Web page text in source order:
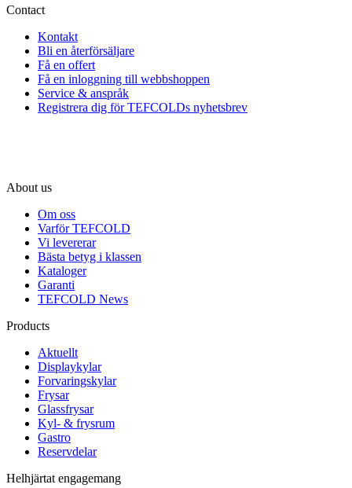
Contact
Kontakt
Bli en återförsäljare
Få en offert
Få en inloggning till webbshoppen
Service & anspråk
Registrera dig för TEFCOLDs nyhetsbrev
About us
Om oss
Varför TEFCOLD
Vi levererar
Bästa betyg i klassen
Kataloger
Garanti
TEFCOLD News
Products
Aktuellt
Displaykylar
Forvaringskylar
Frysar
Glassfrysar
Kyl- & frysrum
Gastro
Reservdelar
Helhjärtat engagemang